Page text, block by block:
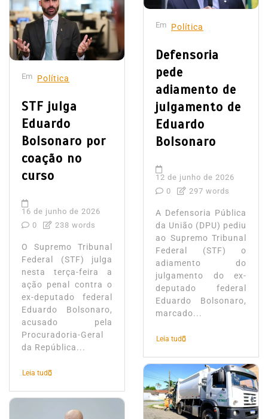
Em Política
STF julga
Eduardo
Bolsonaro por
coação no
curso
16 de junho de 2026
0
238 words
O Supremo Tribunal
Federal (STF) julga
nesta terça-feira a
ação penal contra o
ex-deputado federal
Eduardo Bolsonaro,
acusado pela
Procuradoria-Geral
da República...
Leia tudo
Em Política
Defensoria
pede
adiamento de
julgamento de
Eduardo
Bolsonaro
12 de junho de 2026
0
297 words
A Defensoria Pública
da União (DPU) pediu
ao Supremo Tribunal
Federal (STF) o
adiamento do
julgamento do ex-
deputado federal
Eduardo Bolsonaro,
marcado...
Leia tudo